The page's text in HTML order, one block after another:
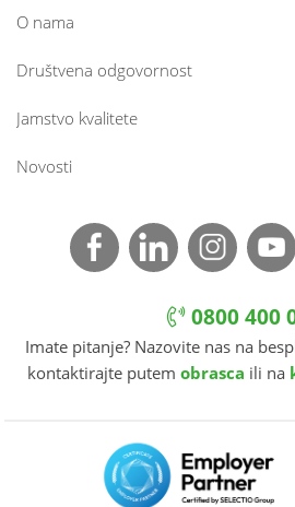
O nama
Društvena odgovornost
Jamstvo kvalitete
Novosti
0800 400
Imate pitanje? Nazovite nas na
kontaktirajte putem obrasca ili na